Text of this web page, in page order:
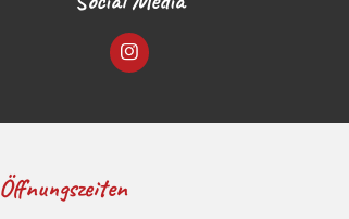
I
n
a
m
Öffnungszeiten